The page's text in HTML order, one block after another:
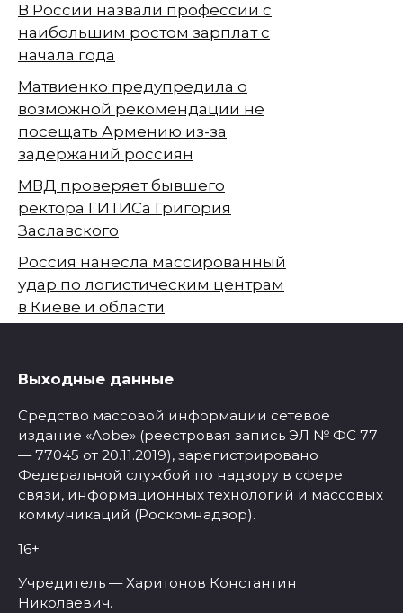
В России назвали профессии с
наибольшим ростом зарплат с
начала года
Матвиенко предупредила о
возможной рекомендации не
посещать Армению из-за
задержаний россиян
МВД проверяет бывшего
ректора ГИТИСа Григория
Заславского
Россия нанесла массированный
удар по логистическим центрам
в Киеве и области
Выходные данные
Средство массовой информации сетевое
издание «Aobe» (реестровая запись ЭЛ № ФС 77
— 77045 от 20.11.2019), зарегистрировано
Федеральной службой по надзору в сфере
связи, информационных технологий и массовых
коммуникаций (Роскомнадзор).
16+
Учредитель — Харитонов Константин
Николаевич.